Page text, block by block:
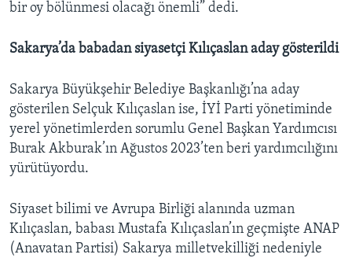
bir oy bölünmesi olacağı önemli” dedi.
Sakarya’da babadan siyasetçi Kılıçaslan aday gösterildi
Sakarya Büyükşehir Belediye Başkanlığı’na aday
gösterilen Selçuk Kılıçaslan ise, İYİ Parti yönetiminde
yerel yönetimlerden sorumlu Genel Başkan Yardımcısı
Burak Akburak’ın Ağustos 2023’ten beri yardımcılığını
yürütüyordu.
Siyaset bilimi ve Avrupa Birliği alanında uzman
Kılıçaslan, babası Mustafa Kılıçaslan’ın geçmişte ANAP
(Anavatan Partisi) Sakarya milletvekilliği nedeniyle